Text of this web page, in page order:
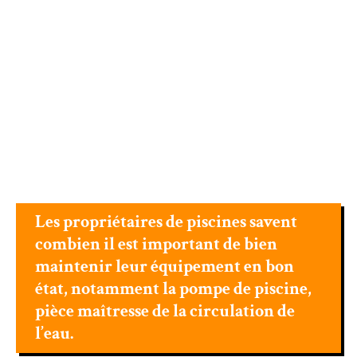
Les propriétaires de piscines savent
combien il est important de bien
maintenir leur équipement en bon
état, notamment la pompe de piscine,
pièce maîtresse de la circulation de
l’eau.